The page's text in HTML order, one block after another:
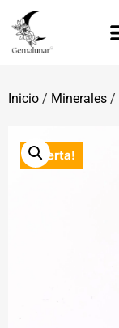
Inicio / Minerales /
¡Oferta!